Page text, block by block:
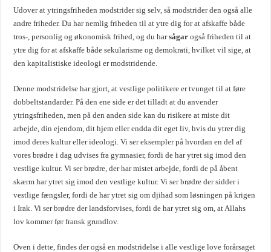
Udover at ytringsfriheden modstrider sig selv, så modstrider den også alle
andre friheder. Du har nemlig friheden til at ytre dig for at afskaffe både
tros-, personlig og økonomisk frihed, og du harsågar også friheden til at
ytre dig for at afskaffe både sekularisme og demokrati, hvilket vil sige, at
den kapitalistiske ideologi er modstridende.
Denne modstridelse har gjort, at vestlige politikere er tvunget til at føre
dobbeltstandarder. På den ene side er det tilladt at du anvender
ytringsfriheden, men på den anden side kan du risikere at miste dit
arbejde, din ejendom, dit hjem eller endda dit eget liv, hvis du ytrer dig
imod deres kultur eller ideologi. Vi ser eksempler på hvordan en del af
vores brødre i dag udvises fra gymnasier, fordi de har ytret sig imod den
vestlige kultur. Vi ser brødre, der har mistet arbejde, fordi de på åbent
skærm har ytret sig imod den vestlige kultur. Vi ser brødre der sidder i
vestlige fængsler, fordi de har ytret sig om djihad som løsningen på krigen
i Irak. Vi ser brødre der landsforvises, fordi de har ytret sig om, at Allahs
lov kommer før fransk grundlov.
Oven i dette, findes der også en modstridelse i alle vestlige love forårsaget